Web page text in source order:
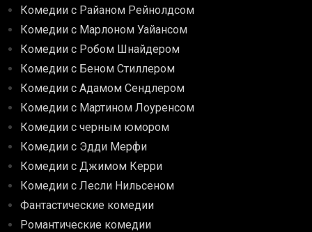
Комедии с Райаном Рейнолдсом
Комедии с Марлоном Уайансом
Комедии с Робом Шнайдером
Комедии с Беном Стиллером
Комедии с Адамом Сендлером
Комедии с Мартином Лоуренсом
Комедии с черным юмором
Комедии с Эдди Мерфи
Комедии с Джимом Керри
Комедии с Лесли Нильсеном
Фантастические комедии
Романтические комедии